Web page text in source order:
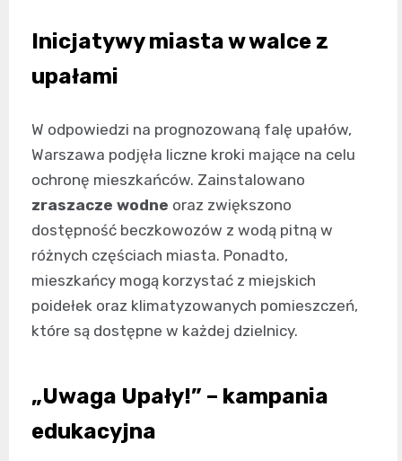
Inicjatywy miasta w walce z
upałami
W odpowiedzi na prognozowaną falę upałów,
Warszawa podjęła liczne kroki mające na celu
ochronę mieszkańców. Zainstalowano
zraszacze wodne oraz zwiększono
dostępność beczkowozów z wodą pitną w
różnych częściach miasta. Ponadto,
mieszkańcy mogą korzystać z miejskich
poidełek oraz klimatyzowanych pomieszczeń,
które są dostępne w każdej dzielnicy.
„Uwaga Upały!” – kampania
edukacyjna